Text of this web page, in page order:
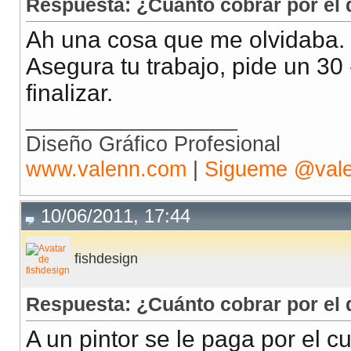
Respuesta: ¿Cuánto cobrar por
Ah una cosa que me olvidaba.
Asegura tu trabajo, pide un
finalizar.
Diseño Gráfico Profesional
www.valenn.com | Sigueme
10/06/2011, 17:44
fishdesign
Respuesta: ¿Cuánto cobrar por
A un pintor se le paga por el